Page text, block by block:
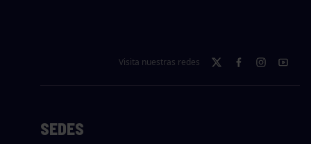
Visita nuestras redes
SEDES